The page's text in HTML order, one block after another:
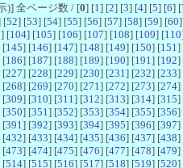
)] 全ページ数 / [0] [1 ] [2] [3] [4] [5] [6] [
[52] [53] [54] [55] [56] [57] [58] [59] [60
] [104] [105] [106] [107] [108] [109] [110
[145] [146] [147] [148] [149] [150] [151 ]
[186] [187] [188] [189] [190] [191 ] [192]
[227] [228] [229] [230] [231 ] [232] [233]
[268] [269] [270] [271 ] [272] [273] [274]
[309] [310] [311 ] [312] [313] [314] [315]
[350] [351 ] [352] [353] [354] [355] [356]
[391 ] [392] [393] [394] [395] [396] [397]
[432] [433] [434] [435] [436] [437] [438]
[473] [474] [475] [476] [477] [478] [479]
[514] [515] [516] [517] [518] [519] [520]